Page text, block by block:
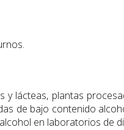
y lácteas, plantas
de bajo contenido
en laboratorios de